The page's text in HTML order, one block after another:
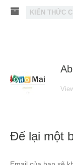
KIẾN THỨC
Để lại một